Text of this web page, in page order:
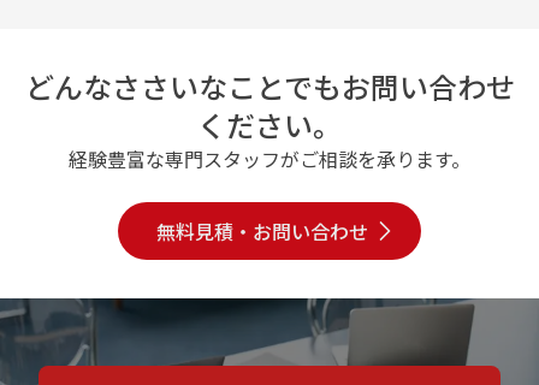
どんなささいなことでもお問い合わせ
ください。
経験豊富な専門スタッフがご相談を承ります。
無料見積・お問い合わせ